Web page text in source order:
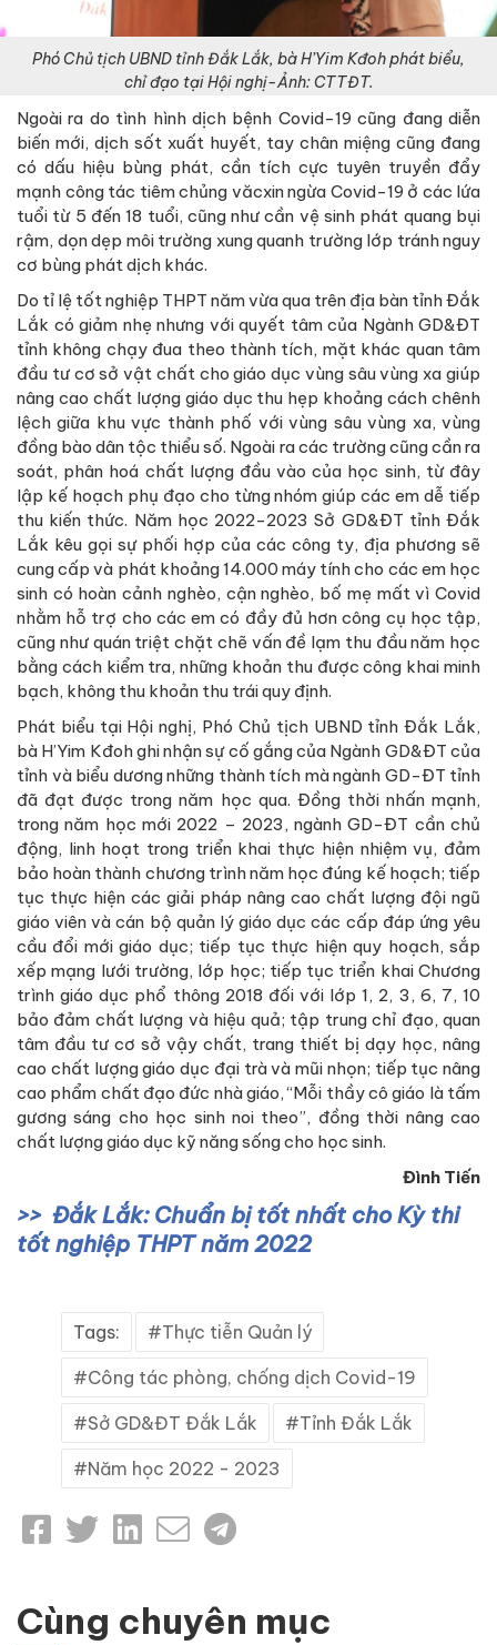
Phó Chủ tịch UBND tỉnh Đắk Lắk, bà H’Yim Kđoh phát biểu,
chỉ đạo tại Hội nghị-Ảnh: CTTĐT.
Ngoài ra do tình hình dịch bệnh Covid-19 cũng đang diễn
biến mới, dịch sốt xuất huyết, tay chân miệng cũng đang
có dấu hiệu bùng phát, cần tích cực tuyên truyền đẩy
mạnh công tác tiêm chủng văcxin ngừa Covid-19 ở các lứa
tuổi từ 5 đến 18 tuổi, cũng như cần vệ sinh phát quang bụi
rậm, dọn dẹp môi trường xung quanh trường lớp tránh nguy
cơ bùng phát dịch khác.
Do tỉ lệ tốt nghiệp THPT năm vừa qua trên địa bàn tỉnh Đắk
Lắk có giảm nhẹ nhưng với quyết tâm của Ngành GD&ĐT
tỉnh không chạy đua theo thành tích, mặt khác quan tâm
đầu tư cơ sở vật chất cho giáo dục vùng sâu vùng xa giúp
nâng cao chất lượng giáo dục thu hẹp khoảng cách chênh
lệch giữa khu vực thành phố với vùng sâu vùng xa, vùng
đồng bào dân tộc thiểu số. Ngoài ra các trường cũng cần ra
soát, phân hoá chất lượng đầu vào của học sinh, từ đây
lập kế hoạch phụ đạo cho từng nhóm giúp các em dễ tiếp
thu kiến thức. Năm học 2022-2023 Sở GD&ĐT tỉnh Đắk
Lắk kêu gọi sự phối hợp của các công ty, địa phương sẽ
cung cấp và phát khoảng 14.000 máy tính cho các em học
sinh có hoàn cảnh nghèo, cận nghèo, bố mẹ mất vì Covid
nhằm hỗ trợ cho các em có đầy đủ hơn công cụ học tập,
cũng như quán triệt chặt chẽ vấn đề lạm thu đầu năm học
bằng cách kiểm tra, những khoản thu được công khai minh
bạch, không thu khoản thu trái quy định.
Phát biểu tại Hội nghị, Phó Chủ tịch UBND tỉnh Đắk Lắk,
bà H’Yim Kđoh ghi nhận sự cố gắng của Ngành GD&ĐT của
tỉnh và biểu dương những thành tích mà ngành GD-ĐT tỉnh
đã đạt được trong năm học qua. Đồng thời nhấn mạnh,
trong năm học mới 2022 – 2023, ngành GD-ĐT cần chủ
động, linh hoạt trong triển khai thực hiện nhiệm vụ, đảm
bảo hoàn thành chương trình năm học đúng kế hoạch; tiếp
tục thực hiện các giải pháp nâng cao chất lượng đội ngũ
giáo viên và cán bộ quản lý giáo dục các cấp đáp ứng yêu
cầu đổi mới giáo dục; tiếp tục thực hiện quy hoạch, sắp
xếp mạng lưới trường, lớp học; tiếp tục triển khai Chương
trình giáo dục phổ thông 2018 đối với lớp 1, 2, 3, 6, 7, 10
bảo đảm chất lượng và hiệu quả; tập trung chỉ đạo, quan
tâm đầu tư cơ sở vậy chất, trang thiết bị dạy học, nâng
cao chất lượng giáo dục đại trà và mũi nhọn; tiếp tục nâng
cao phẩm chất đạo đức nhà giáo, “Mỗi thầy cô giáo là tấm
gương sáng cho học sinh noi theo”, đồng thời nâng cao
chất lượng giáo dục kỹ năng sống cho học sinh.
Đình Tiến
Đắk Lắk: Chuẩn bị tốt nhất cho Kỳ thi
tốt nghiệp THPT năm 2022
Tags: Thực tiễn Quản lý
Công tác phòng, chống dịch Covid-19
Sở GD&ĐT Đắk Lắk Tỉnh Đắk Lắk
Năm học 2022 - 2023
Cùng chuyên mục